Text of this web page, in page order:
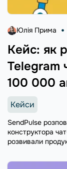
Кейс: як
Telegram
100 000
Юлія Прима
Кейси
SendPulse
конструктора
розвивали